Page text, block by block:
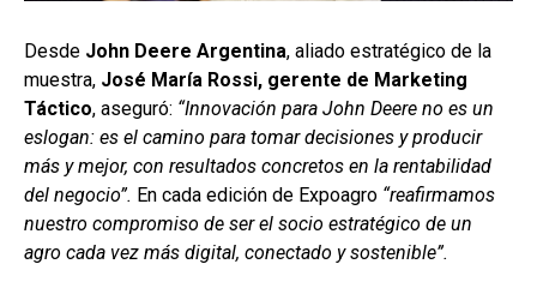
Desde John Deere Argentina, aliado estratégico de la
muestra, José María Rossi, gerente de Marketing
Táctico, aseguró: “Innovación para John Deere no es un
eslogan: es el camino para tomar decisiones y producir
más y mejor, con resultados concretos en la rentabilidad
del negocio”. En cada edición de Expoagro “reafirmamos
nuestro compromiso de ser el socio estratégico de un
agro cada vez más digital, conectado y sostenible”.